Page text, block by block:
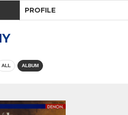
PROFILE
ALL ALBUM